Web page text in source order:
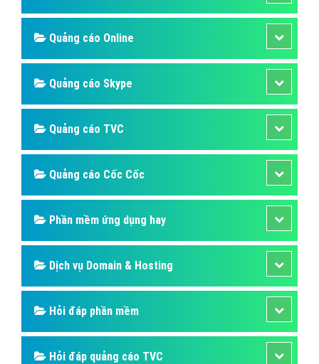
Quảng cáo Online
Quảng cáo Skype
Quảng cáo TVC
Quảng cáo Cốc Cốc
Phần mềm ứng dụng hay
Dịch vụ Domain & Hosting
Hỏi đáp phần mềm
Hỏi đáp quảng cáo TVC